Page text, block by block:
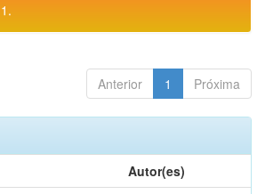
Anterior 1 Próxima
Autor(es)